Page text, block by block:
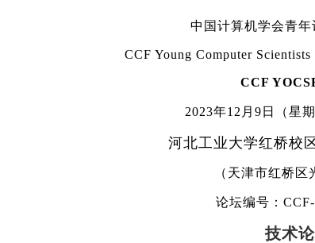
中国计算机学会青
CCF Young Computer
CCF
2023年12 月 9 日（星期
河北工业大学红桥校区
（ 天津市红桥区
论坛编号：
技术